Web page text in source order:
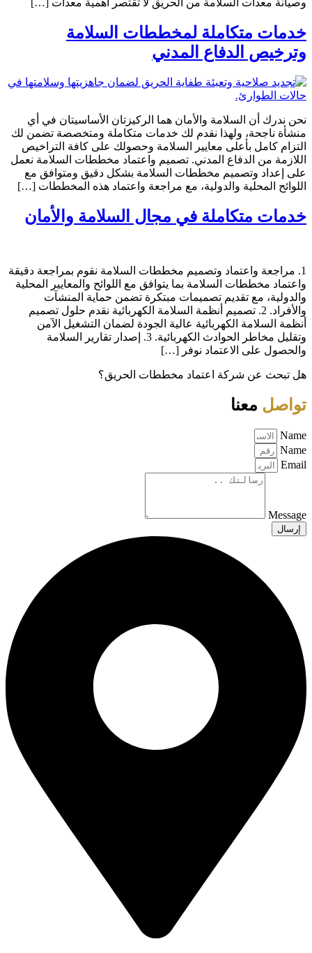
خدمات متكاملة لمخططات السلامة
وترخيص الدفاع المدني
نحن ندرك أن السلامة والأمان هما الركيزتان الأساسيتان في أي
منشأة ناجحة، ولهذا نقدم لك خدمات متكاملة ومتخصصة تضمن لك
التزام كامل بأعلى معايير السلامة وحصولك على كافة التراخيص
اللازمة من الدفاع المدني. تصميم واعتماد مخططات السلامة نعمل
على إعداد وتصميم مخططات السلامة بشكل دقيق ومتوافق مع
اللوائح المحلية والدولية، مع مراجعة واعتماد هذه المخططات […]
خدمات متكاملة في مجال السلامة والأمان
1. مراجعة واعتماد وتصميم مخططات السلامة نقوم بمراجعة دقيقة
واعتماد مخططات السلامة بما يتوافق مع اللوائح والمعايير المحلية
والدولية، مع تقديم تصميمات مبتكرة تضمن حماية المنشآت
والأفراد. 2. تصميم أنظمة السلامة الكهربائية نقدم حلول تصميم
أنظمة السلامة الكهربائية عالية الجودة لضمان التشغيل الآمن
وتقليل مخاطر الحوادث الكهربائية. 3. إصدار تقارير السلامة
والحصول على الاعتماد نوفر […]
هل تبحث عن شركة اعتماد مخططات الحريق؟
تواصل معنا
Name
Name
Email
Message
إرسال